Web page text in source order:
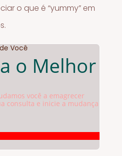
o que é “yummy” em
o Melhor
você a emagrecer
consulta e inicie a mudança